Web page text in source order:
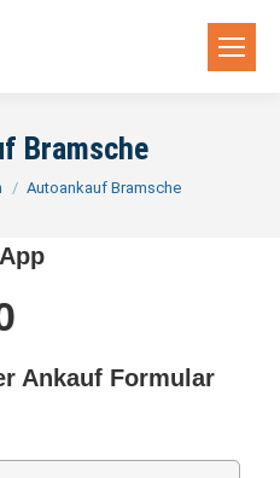
Bramsche
Autoankauf Bramsche
Ankauf Formular